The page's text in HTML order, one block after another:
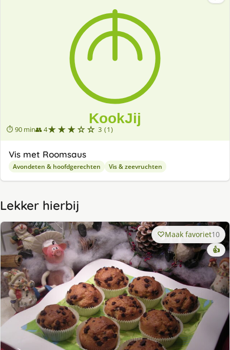
⏱ 90 min👥 4★★★☆☆ 3 (1)
Vis met Roomsaus
Avondeten & hoofdgerechten Vis & zeevruchten
Lekker hierbij
Maak favoriet10
👍